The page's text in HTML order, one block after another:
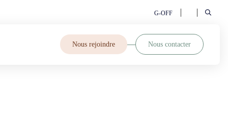
Nous rejoindre Nous contacter
G-OFF